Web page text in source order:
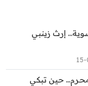
إرث زينبي
حين تبكي